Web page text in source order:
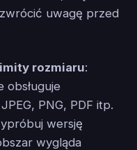
uwagę przed
rozmiaru:
obsługuje
PNG, PDF itp.
wersję
wygląda